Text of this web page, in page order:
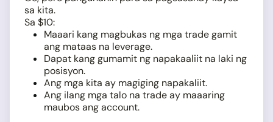
sa kita.
Sa $10:
Maaari kang magbukas ng mga trade gamit
ang mataas na leverage.
Dapat kang gumamit ng napakaaliit na laki ng
posisyon.
Ang mga kita ay magiging napakaliit.
Ang ilang mga talo na trade ay maaaring
maubos ang account.